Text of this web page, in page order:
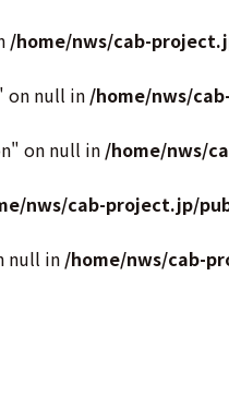
/home/nws/cab-
on null in /home/nws/
on null in /home/nws/
nws/cab-project.jp/
null in /home/nws/cab-